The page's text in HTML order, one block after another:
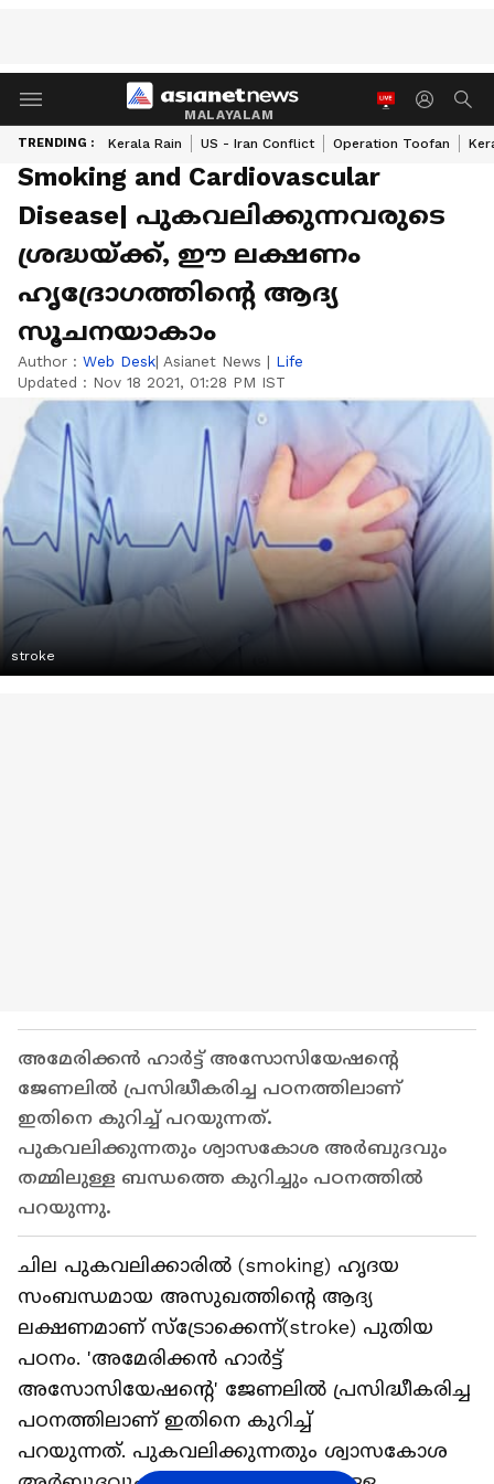
MALAYALAM
TRENDING : Kerala Rain US - Iran Conflict Operation Toofan
Smoking and Cardiovascular
Disease| പുകവലിക്കുന്നവരുടെ
ശ്രദ്ധയ്ക്ക്, ഈ ലക്ഷണം
ഹൃദ്രോഗത്തിന്റെ ആദ്യ
സൂചനയാകാം
Author : Web Desk| Asianet News | Life
Updated : Nov 18 2021, 01:28 PM IST
stroke
അമേരിക്കൻ ഹാർട്ട് അസോസിയേഷന്റെ
ജേണലിൽ പ്രസിദ്ധീകരിച്ച പഠനത്തിലാണ്
ഇതിനെ കുറിച്ച് പറയുന്നത്.
പുകവലിക്കുന്നതും ശ്വാസകോശ അർബുദവും
തമ്മിലുള്ള ബന്ധത്തെ കുറിച്ചും പഠനത്തിൽ
പറയുന്നു.
ചില പുകവലിക്കാരിൽ (smoking) ഹൃദയ
സംബന്ധമായ അസുഖത്തിന്റെ ആദ്യ
ലക്ഷണമാണ് സ്ട്രോക്കെന്ന്(stroke) പുതിയ
പഠനം. 'അമേരിക്കൻ ഹാർട്ട്
അസോസിയേഷന്റെ' ജേണലിൽ പ്രസിദ്ധീകരിച്ച
പഠനത്തിലാണ് ഇതിനെ കുറിച്ച്
പറയുന്നത്. പുകവലിക്കുന്നതും ശ്വാസകോശ